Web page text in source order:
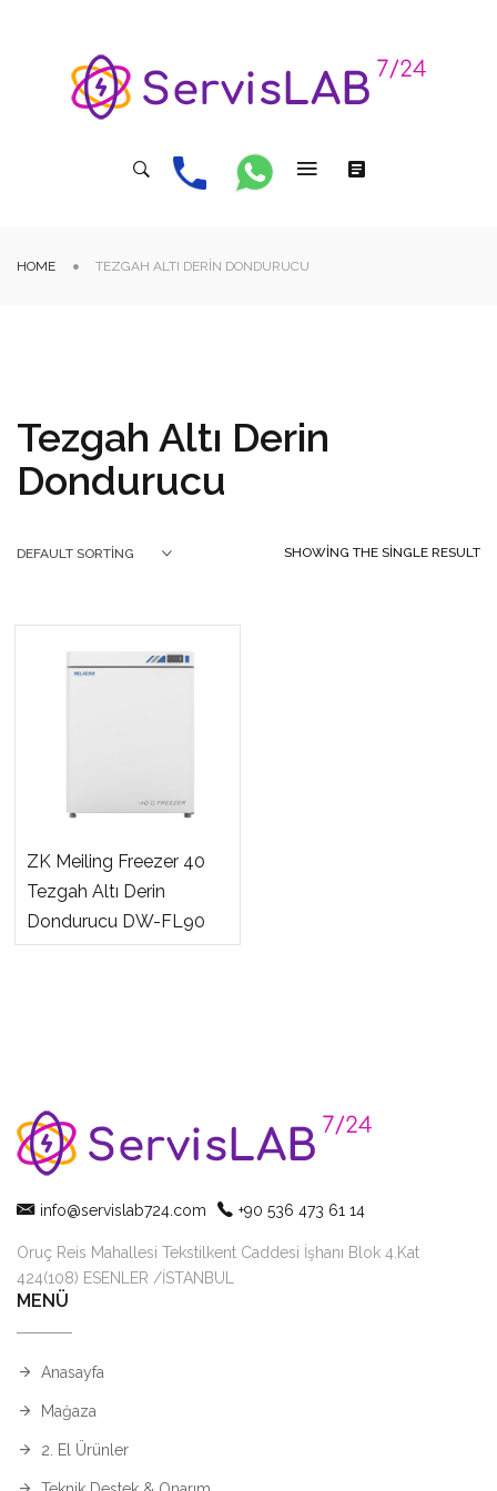
HOME TEZGAH ALTI DERIN DONDURUCU
Tezgah Altı Derin
Dondurucu
SHOWING THE SINGLE RESULT
DEFAULT SORTING
ZK Meiling Freezer 40
Tezgah Altı Derin
Dondurucu DW-FL90
info@servislab724.com +90 536 473 61 14
Oruç Reis Mahallesi Tekstilkent Caddesi İşhanı Blok 4.Kat
424(108) ESENLER /İSTANBUL
MENÜ
Anasayfa
Mağaza
2. El Ürünler